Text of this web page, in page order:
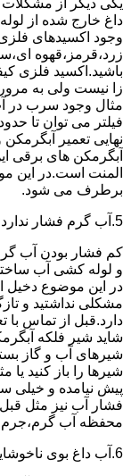
یکی دیگر از مشکلات
داغ خارج شده از
وجود اکسیدهای
زرد،قرمز،قهوه
باشید.اکسید فلزی
زا نیست ولی به مرور
مثال وجود سرب در
فیلتر می توان تا
نهایی تعمیر
آبگرمکن های برقی
المنت است.در این
برطرف می شود.
5.آب گرم فشار ندارد
کم فشار بودن آب
و لوله کشی آب
در این موضوع دخیل
مشکلی نداشتید و
دارد.قبل از تماس با
شاید شیر فلکه
شیرهای آب و گاز
شیرها را باز کنید
پیش نیامده و خیلی
فشار آب نیز مثل
محفظه آب گرم،جرم
6.آب داغ بوی ناخوشایند دارد